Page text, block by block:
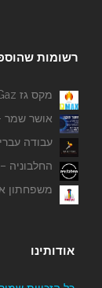
רשומות
מקס גז Max Gaz
אושר שמר
עבודה
החלבוניה
משפחתון
אודותינו